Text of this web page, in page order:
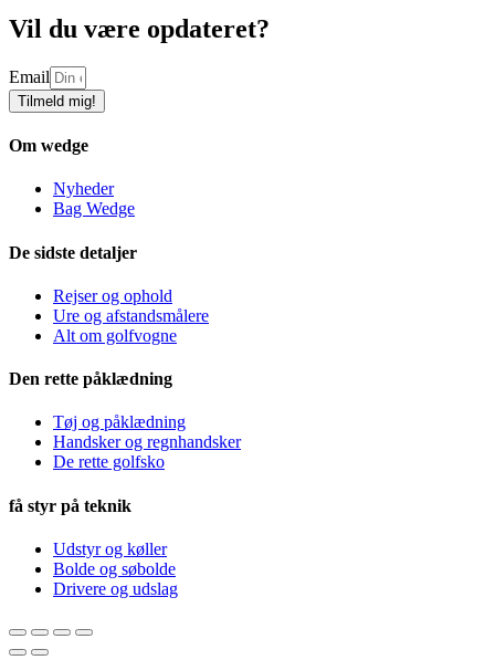
Vil du være opdateret?
Email
Tilmeld mig!
Om wedge
Nyheder
Bag Wedge
De sidste detaljer
Rejser og ophold
Ure og afstandsmålere
Alt om golfvogne
Den rette påklædning
Tøj og påklædning
Handsker og regnhandsker
De rette golfsko
få styr på teknik
Udstyr og køller
Bolde og søbolde
Drivere og udslag